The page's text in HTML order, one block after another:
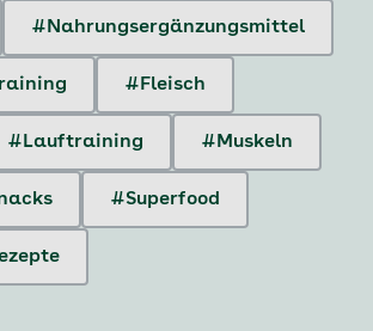
#Nahrungsergänzungsmittel
#Fleisch
#Lauftraining #Muskeln
#Superfood